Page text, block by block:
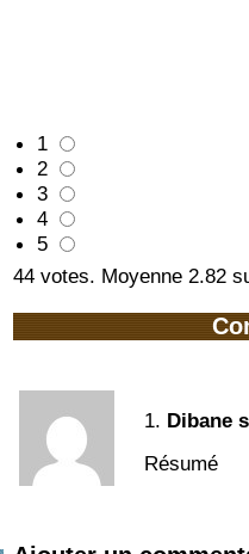
1
2
3
4
5
44 votes. Moyenne 2.82
1. Dibane
Résumé